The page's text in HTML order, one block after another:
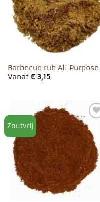
Barbecue rub All Purpose
Vanaf €3,15
Zoutvrij
Toevoegen
aan
favorieten